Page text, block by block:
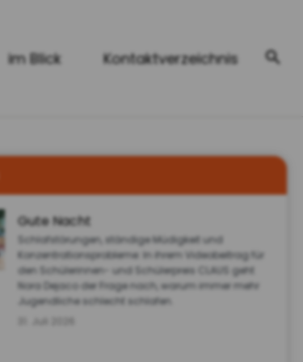
im Blick Kontaktverzeichnis
Gute Nacht
Schlafstörungen, ständige Müdigkeit und
Konzentrationsprobleme: In ihrem Videobeitrag für
den Schülerinnen- und Schülerpreis CLAUS geht
Nora Dejaco der Frage nach, warum immer mehr
Jugendliche schlecht schlafen.